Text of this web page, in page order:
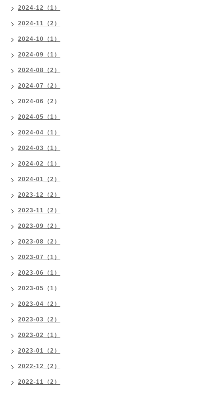
2024-12（1）
2024-11（2）
2024-10（1）
2024-09（1）
2024-08（2）
2024-07（2）
2024-06（2）
2024-05（1）
2024-04（1）
2024-03（1）
2024-02（1）
2024-01（2）
2023-12（2）
2023-11（2）
2023-09（2）
2023-08（2）
2023-07（1）
2023-06（1）
2023-05（1）
2023-04（2）
2023-03（2）
2023-02（1）
2023-01（2）
2022-12（2）
2022-11（2）